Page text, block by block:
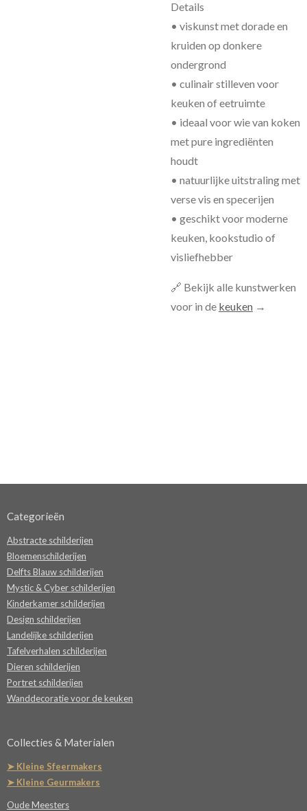
Details
• viskunst met dorade en
kruiden op donkere
ondergrond
• culinair stilleven voor
keuken of eetruimte
• ideaal voor wie van koken
met pure ingrediënten
houdt
• natuurlijke uitstraling met
verse vis en specerijen
• geschikt voor moderne
keuken, kookstudio of
visliefhebber
🔗 Bekijk alle kunstwerken
voor in de keuken →
Categorieën
Abstracte schilderijen
Bloemenschilderijen
Delfts Blauw schilderijen
Mystic & Cyber schilderijen
Kinderkamer schilderijen
Design schilderijen
Landelijke schilderijen
Tafelverhalen schilderijen
Dieren schilderijen
Portret schilderijen
Wanddecoratie voor de keuken
Collecties & Materialen
➤ Kleine Sfeermakers
➤ Kleine Geurmakers
Oude Meesters